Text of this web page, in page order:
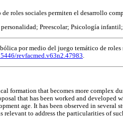
de roles sociales permiten el desarrollo
Preescolar; Psicología infantil;
por medio del juego temático de roles
revfacmed.v63n2.47983.
formation that becomes more complex
that has been worked and developed
age. It has been observed in several
relevant to address the particularities of